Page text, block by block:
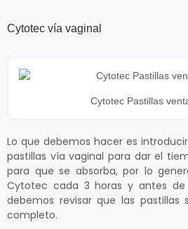
Cytotec vía vaginal
Cytotec Pastillas
Lo que debemos hacer es
pastillas vía vaginal para dar el
para que se absorba, por lo
Cytotec cada 3 horas y antes
debemos revisar que las pastillas
completo.